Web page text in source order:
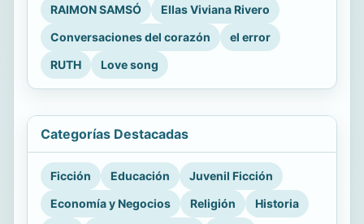
RAIMON SAMSÓ
Ellas Viviana Rivero
Conversaciones del corazón
el error
RUTH
Love song
Categorías Destacadas
Ficción Educación
Juvenil Ficción
Economía y Negocios
Religión
Historia